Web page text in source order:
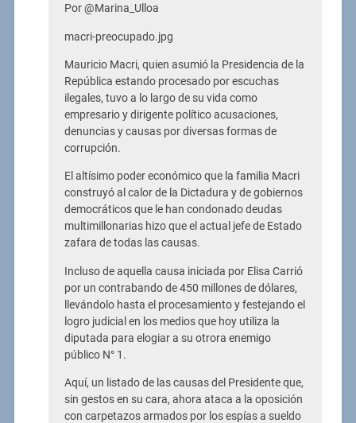
Por @Marina_Ulloa
macri-preocupado.jpg
Mauricio Macri, quien asumió la Presidencia de la
República estando procesado por escuchas
ilegales, tuvo a lo largo de su vida como
empresario y dirigente político acusaciones,
denuncias y causas por diversas formas de
corrupción.
El altísimo poder económico que la familia Macri
construyó al calor de la Dictadura y de gobiernos
democráticos que le han condonado deudas
multimillonarias hizo que el actual jefe de Estado
zafara de todas las causas.
Incluso de aquella causa iniciada por Elisa Carrió
por un contrabando de 450 millones de dólares,
llevándolo hasta el procesamiento y festejando el
logro judicial en los medios que hoy utiliza la
diputada para elogiar a su otrora enemigo
público N° 1.
Aquí, un listado de las causas del Presidente que,
sin gestos en su cara, ahora ataca a la oposición
con carpetazos armados por los espías a sueldo